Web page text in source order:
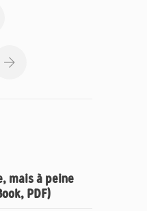
mais à peine
PDF)